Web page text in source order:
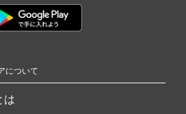
について
は